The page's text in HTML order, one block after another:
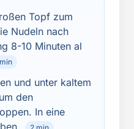
Topf zum
Nudeln nach
8-10 Minuten al
und unter kaltem
den
In eine